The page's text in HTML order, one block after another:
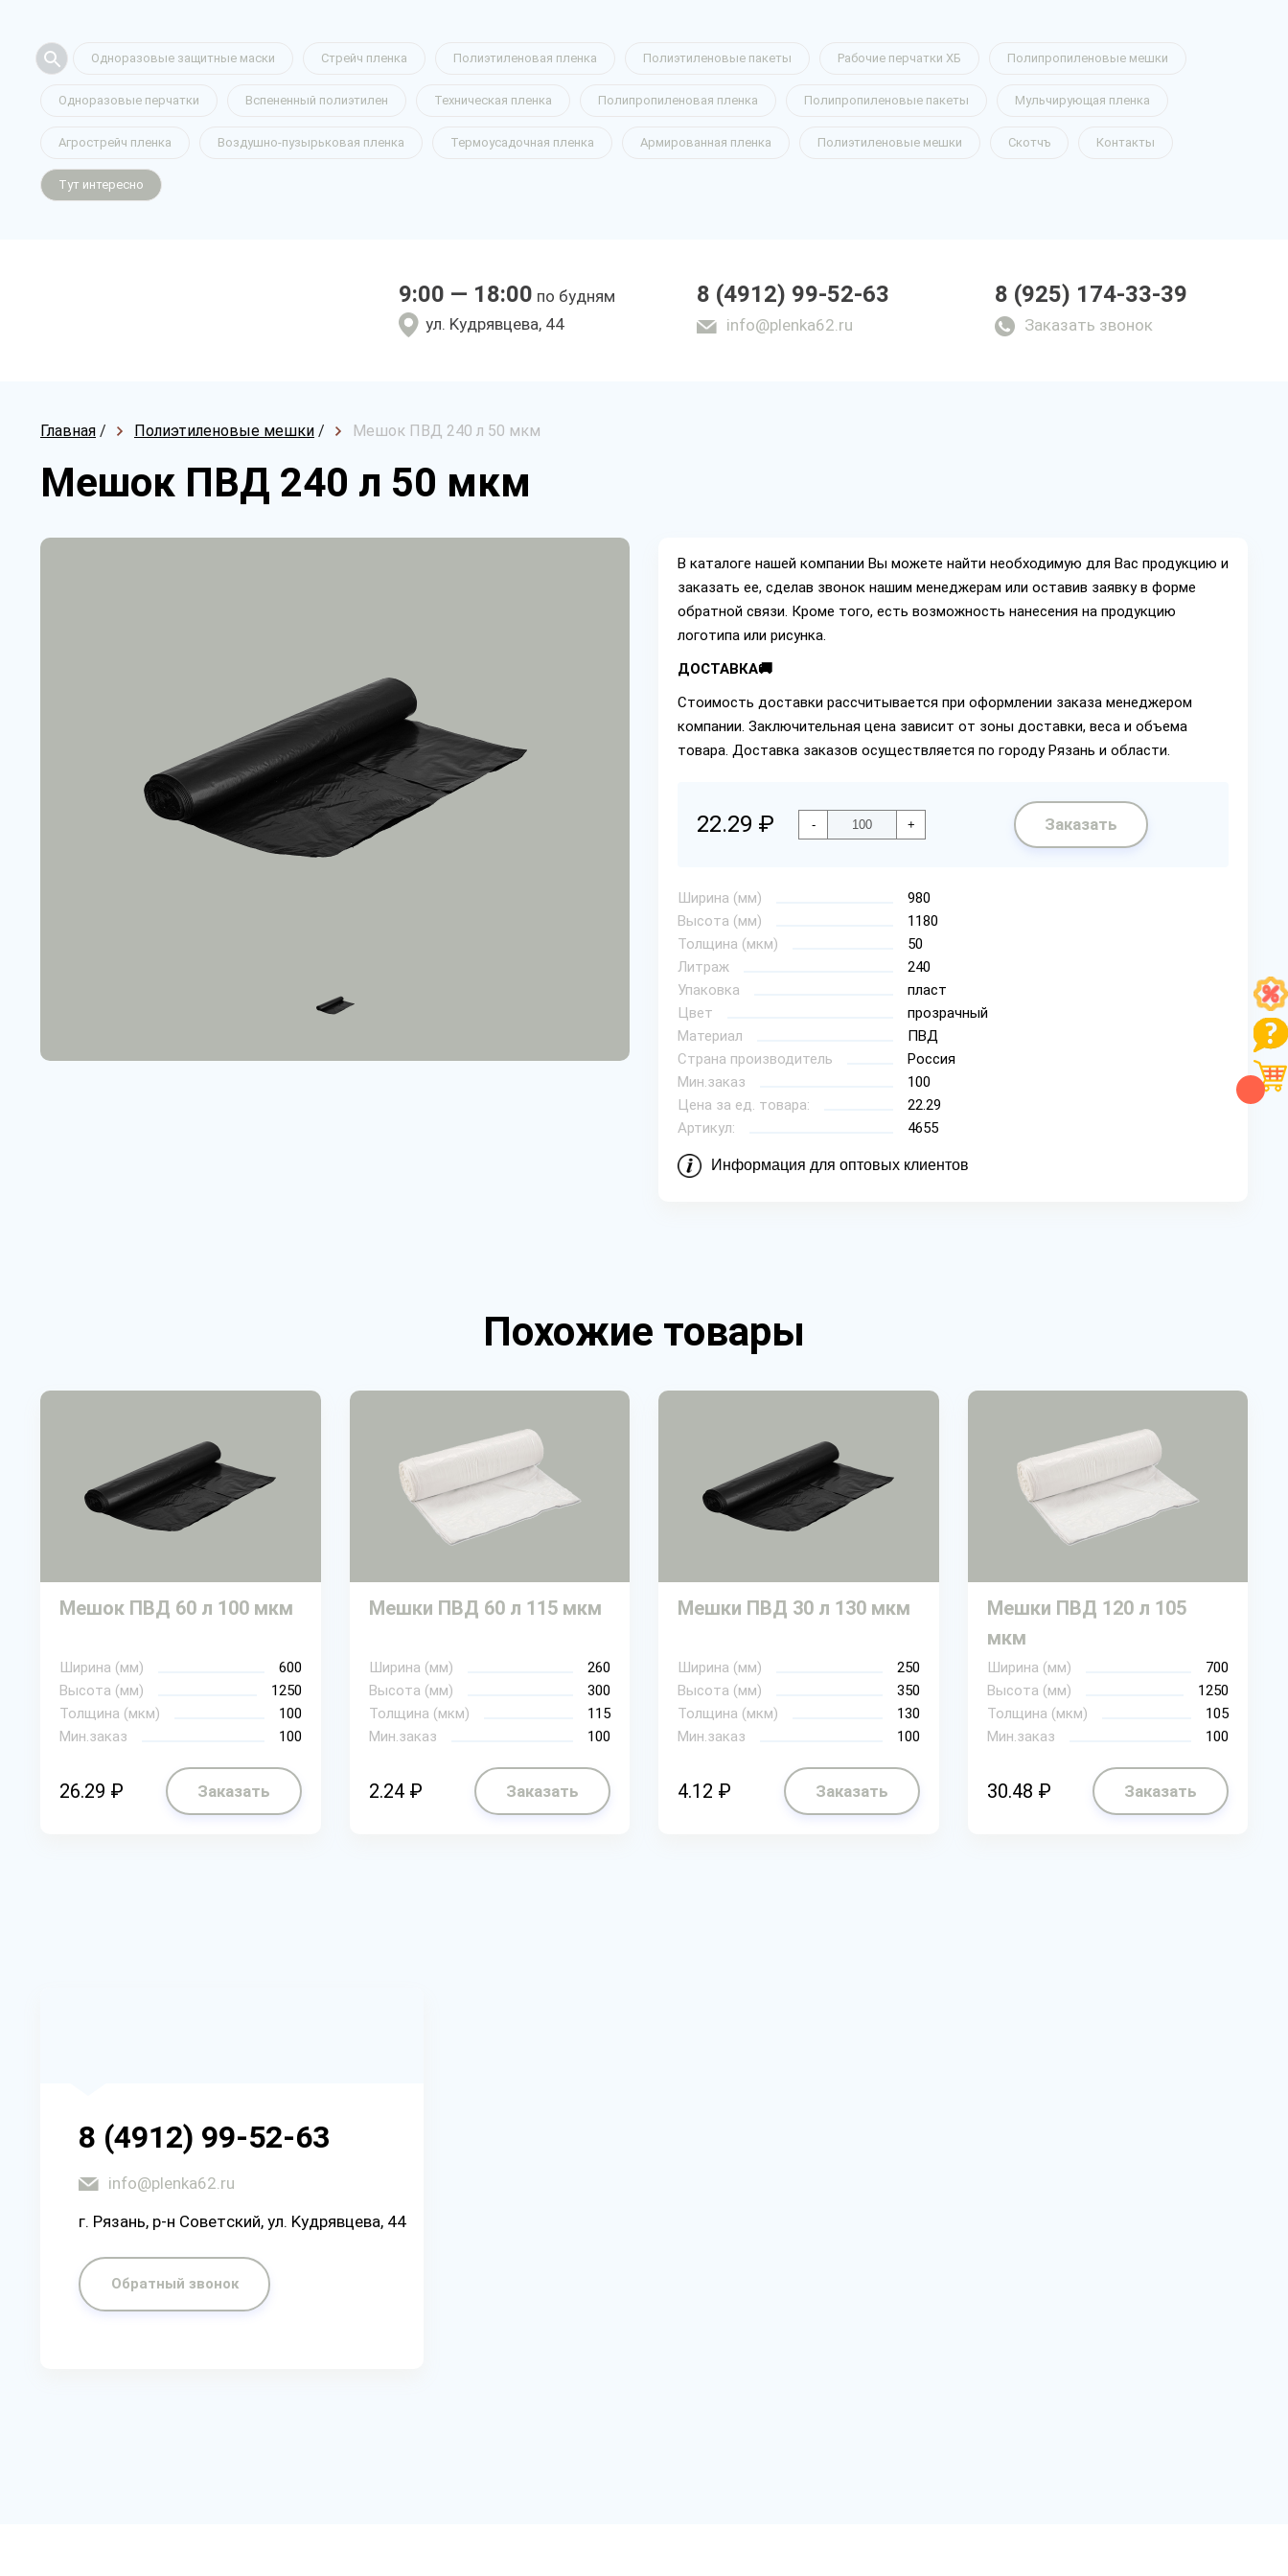
Одноразовые защитные маски Стрейч пленка Полиэтиленовая пленка Полиэтиленовые пакеты Рабочие перчатки ХБ Полипропиленовые мешки
Одноразовые перчатки Вспененный полиэтилен Техническая пленка Полипропиленовая пленка Полипропиленовые пакеты Мульчирующая пленка
Агрострейч пленка Воздушно-пузырьковая пленка Термоусадочная пленка Армированная пленка Полиэтиленовые мешки Скотчъ Контакты
Тут интересно
9:00 — 18:00 по будням
yл. Kyдpявцeвa, 44
8 (4912) 99-52-63
info@plenka62.ru
8 (925) 174-33-39
Заказать звонок
Главная / Полиэтиленовые мешки / Мешок ПВД 240 л 50 мкм
Мешок ПВД 240 л 50 мкм
В каталоге нашей компании Вы можете найти необходимую для Вас продукцию и
заказать ее, сделав звонок нашим менеджерам или оставив заявку в форме
обратной связи. Кроме того, есть возможность нанесения на продукцию
логотипа или рисунка.
ДОСТАВКА🚚
Стоимость доставки рассчитывается при оформлении заказа менеджером
компании. Заключительная цена зависит от зоны доставки, веса и объема
товара. Доставка заказов осуществляется по городу Рязань и области.
22.29 ₽ - + Заказать
Ширина (мм)
980
Высота (мм)
1180
Толщина (мкм)
50
Литраж
240
Упаковка
пласт
Цвет
прозрачный
Материал
ПВД
Страна производитель
Россия
Мин.заказ
100
Цена за ед. товара:
22.29
Артикул:
4655
Информация для оптовых клиентов
Похожие товары
Мешок ПВД 60 л 100 мкм
Ширина (мм)
600
Высота (мм)
1250
Толщина (мкм)
100
Мин.заказ
100
26.29 ₽ Заказать
Мешки ПВД 60 л 115 мкм
Ширина (мм)
260
Высота (мм)
300
Толщина (мкм)
115
Мин.заказ
100
2.24 ₽ Заказать
Мешки ПВД 30 л 130 мкм
Ширина (мм)
250
Высота (мм)
350
Толщина (мкм)
130
Мин.заказ
100
4.12 ₽ Заказать
Мешки ПВД 120 л 105
мкм
Ширина (мм)
700
Высота (мм)
1250
Толщина (мкм)
105
Мин.заказ
100
30.48 ₽ Заказать
8 (4912) 99-52-63
info@plenka62.ru
г. Рязaнь, p-н Coвeтcкий, yл. Kyдpявцeвa, 44
Обратный звонок